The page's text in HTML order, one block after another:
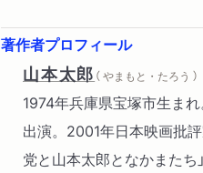
著作者プロフィール
山本太郎 （ やまもと・たろう ）
1974年兵庫県宝塚市生まれ
出演。2001年日本映画批
党と山本太郎となかまたち